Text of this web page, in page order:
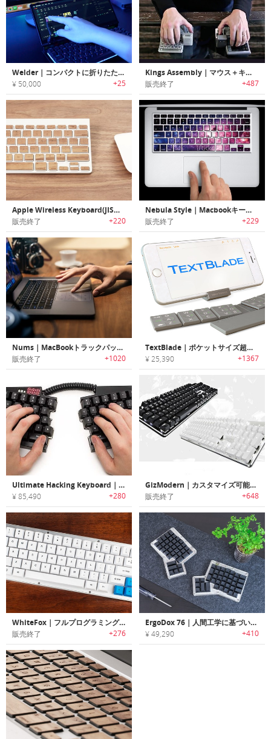
Welder｜コンパクトに折りたたんで使えるタッチスクリーン付きメカニカルキーボード
¥ 50,000 +25
Kings Assembly｜マウス＋キーボード＋ジョイスティック
販売終了 +487
Apple Wireless Keyboard(JIS配列)日本語キーボードのキーに貼れるリアルウッド キースキン
販売終了 +220
Nebula Style｜Macbookキーボード用デカール「ネビュラスタイル」
販売終了 +229
Nums｜MacBookトラックパッドをナンバーキーボードに変身させる厚さ1mmの超薄型ガラスフィルム「ナム」
販売終了 +1020
TextBlade｜ポケットサイズ超小型ポータブルキーボード テキストブレード
¥ 25,390 +1367
Ultimate Hacking Keyboard｜究極のハッキングキーボード
¥ 85,490 +280
GizModern｜カスタマイズ可能なバックライト付きメカニカルキーボード
販売終了 +648
WhiteFox｜フルプログラミング可能なアルミフレームメカニカルキーボード「ホワイトフォックス」
販売終了 +276
ErgoDox 76｜人間工学に基づいたメカニカルキーボード製作DIYキット「エルゴドックス76」
¥ 49,290 +410